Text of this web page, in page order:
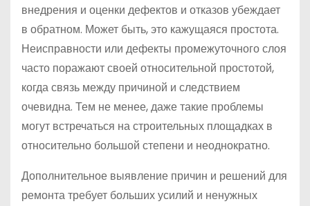
внедрения и оценки дефектов и отказов убеждает
в обратном. Может быть, это кажущаяся простота.
Неисправности или дефекты промежуточного слоя
часто поражают своей относительной простотой,
когда связь между причиной и следствием
очевидна. Тем не менее, даже такие проблемы
могут встречаться на строительных площадках в
относительно большой степени и неоднократно.
Дополнительное выявление причин и решений для
ремонта требует больших усилий и ненужных